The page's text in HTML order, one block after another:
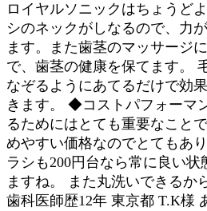
ロイヤルソニックはちょうど
シのネックがしなるので、力
ます。また歯茎のマッサージ
で、歯茎の健康を保てます。
なぞるようにあてるだけで効
きます。 ◆コストパフォーマ
るためにはとても重要なこと
めやすい価格なのでとてもあ
ラシも200円台なら常に良い状
ますね。 また丸洗いできるか
歯科医師歴12年 東京都 T.K様